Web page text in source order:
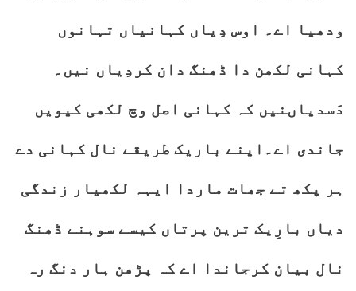
ودھیا اے۔ اوس دِیاں کہانیاں تہانوں
کہانی لکھن دا ڈھنگ دان کردِیاں نیں۔
دَسدیاںنیں کہ کہانی اصل وچ لکھی کیویں
جاندی اے۔اینے باریک طریقے نال کہانی دے
ہر پکھ تے جھات ماردا ایہہ لکھیار زندگی
دیاں بارِیک ترین پرتاں کیسے سوہنے ڈھنگ
نال بیان کرجاندا اے کہ پڑھن ہار دنگ رہ